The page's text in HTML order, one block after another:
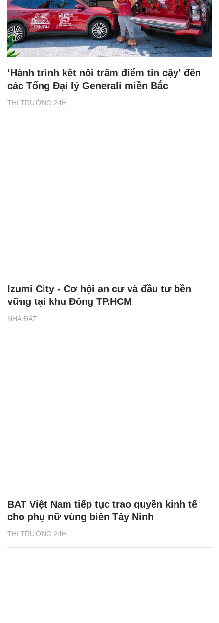
THỊ TRƯỜNG 24H
‘Hành trình kết nối trăm điểm tin cậy’ đến
các Tổng Đại lý Generali miền Bắc
NHÀ ĐẤT
Izumi City - Cơ hội an cư và đầu tư bền
vững tại khu Đông TP.HCM
THỊ TRƯỜNG 24H
BAT Việt Nam tiếp tục trao quyền kinh tế
cho phụ nữ vùng biên Tây Ninh